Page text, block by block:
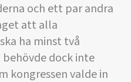
och ett par andra
att alla
ha minst två
dock inte
kongressen valde in